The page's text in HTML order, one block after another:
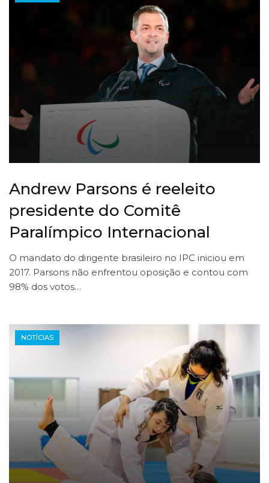
Andrew Parsons é reeleito
presidente do Comitê
Paralímpico Internacional
O mandato do dirigente brasileiro no IPC iniciou em
2017. Parsons não enfrentou oposição e contou com
98% dos votos…
NOTÍCIAS